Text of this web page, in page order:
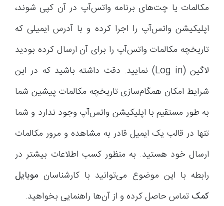
مکالمات یا چت‌های برنامه واتس‌آپ در آن کپی شوند،
اپلیکیشن واتس‌آپ را اجرا کرده و با آدرس ایمیلی که
تاریخچه مکالمات واتس‌آپ را برای آن ارسال کرده بودید
لاگین (Log in) نمایید. دقت داشته باشید که در این
شرایط امکان همگام‌سازی تاریخچه مکالمات پیشین شما
به طور مستقیم با اپلیکیشن واتس‌آپ وجود ندارد و شما
تنها در قالب یک ایمیل قادر به مشاهده و مرور مکالمات
ارسال خود هستید. به منظور کسب اطلاعات بیشتر در
رابطه با این موضوع می‌توانید با کارشناسان موبایل
کمک تماس حاصل کرده و از آن‌ها راهنمایی بخواهید.